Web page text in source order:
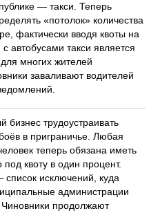
— такси. Теперь
«потолок» количества
фактически вводя квоты на
автобусами такси является
многих жителей
заваливают водителей
бизнес трудоустраивать
в приграничье. Любая
теперь обязана иметь
квоту в один процент.
исключений, куда
администрации
продолжают